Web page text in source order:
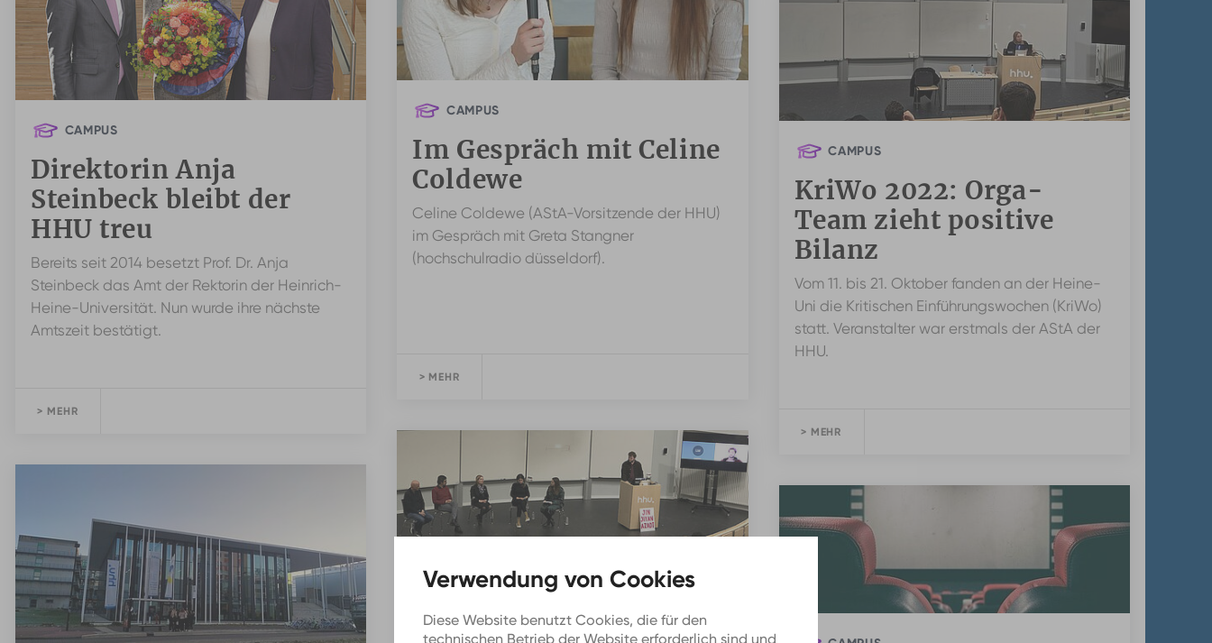
Diese Website benutzt Cookies, die für den
technischen Betrieb der Website erforderlich sind und
CAMPUS
Im Gespräch mit Celine
Coldewe
Celine Coldewe (AStA-Vorsitzende der HHU)
im Gespräch mit Greta Stangner
(hochschulradio düsseldorf).
> MEHR
CAMPUS
Direktorin Anja
Steinbeck bleibt der
HHU treu
Bereits seit 2014 besetzt Prof. Dr. Anja
Steinbeck das Amt der Rektorin der Heinrich-
Heine-Universität. Nun wurde ihre nächste
Amtszeit bestätigt.
> MEHR
CAMPUS
KriWo 2022: Orga-
Team zieht positive
Bilanz
Vom 11. bis 21. Oktober fanden an der Heine-
Uni die Kritischen Einführungswochen (KriWo)
statt. Veranstalter war erstmals der AStA der
HHU.
> MEHR
CAMPUS